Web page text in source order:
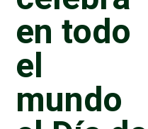
en todo
el
mundo